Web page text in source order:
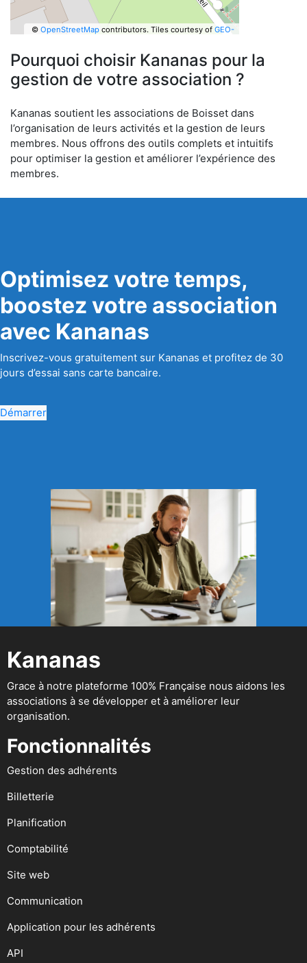
© OpenStreetMapcontributors. Tiles courtesy of GEO-
Pourquoi choisir Kananas pour la
gestion de votre association ?
Kananas soutient les associations de Boisset dans
l’organisation de leurs activités et la gestion de leurs
membres. Nous offrons des outils complets et intuitifs
pour optimiser la gestion et améliorer l’expérience des
membres.
Optimisez votre temps,
boostez votre association
avec Kananas
Inscrivez-vous gratuitement sur Kananas et profitez de 30
jours d’essai sans carte bancaire.
Démarrer
Kananas
Grace à notre plateforme 100% Française nous aidons les
associations à se développer et à améliorer leur
organisation.
Fonctionnalités
Gestion des adhérents
Billetterie
Planification
Comptabilité
Site web
Communication
Application pour les adhérents
API